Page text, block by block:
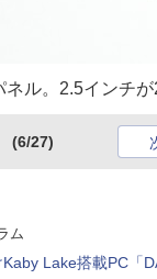
ネル。2.5インチ
(6/27)
ム
Lake搭載PC「